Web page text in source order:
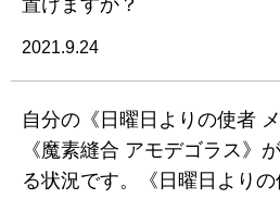
置けますか？
2021.9.24
自分の《日曜日よりの使者
《魔素縫合 アモデゴラス》
る状況です。《日曜日より